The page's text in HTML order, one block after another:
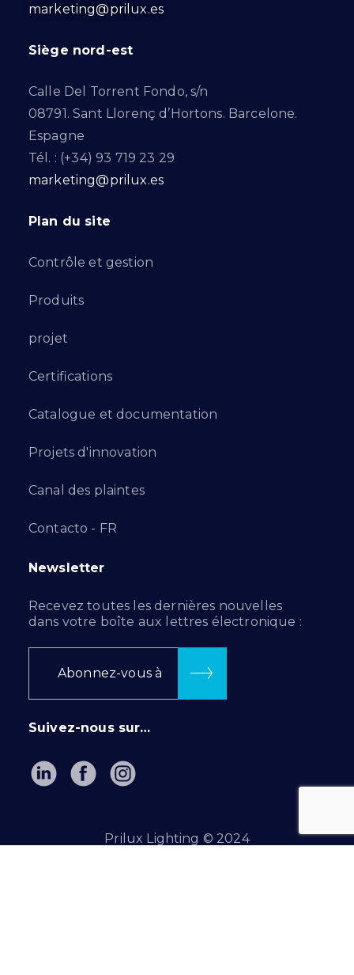
marketing@prilux.es
Siège nord-est
Calle Del Torrent Fondo, s/n
08791. Sant Llorenç d’Hortons. Barcelone.
Espagne
Tél. : (+34) 93 719 23 29
marketing@prilux.es
Plan du site
Contrôle et gestion
Produits
projet
Certifications
Catalogue et documentation
Projets d'innovation
Canal des plaintes
Contacto - FR
Newsletter
Recevez toutes les dernières nouvelles
dans votre boîte aux lettres électronique :
Abonnez-vous à
Suivez-nous sur…
Prilux Lighting © 2024